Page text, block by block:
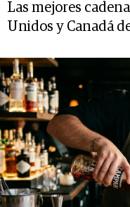
Las mejores
Unidos y Canadá